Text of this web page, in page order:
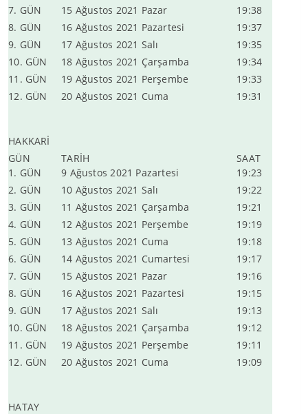
7. GÜN
15 Ağustos 2021 Pazar
19:38
8. GÜN
16 Ağustos 2021 Pazartesi
19:37
9. GÜN
17 Ağustos 2021 Salı
19:35
10. GÜN
18 Ağustos 2021 Çarşamba
19:34
11. GÜN
19 Ağustos 2021 Perşembe
19:33
12. GÜN
20 Ağustos 2021 Cuma 19:31
HAKKARİ
GÜN
TARİH
SAAT
1. GÜN
9 Ağustos 2021 Pazartesi
19:23
2. GÜN
10 Ağustos 2021 Salı
19:22
3. GÜN
11 Ağustos 2021 Çarşamba
19:21
4. GÜN
12 Ağustos 2021 Perşembe
19:19
5. GÜN
13 Ağustos 2021 Cuma
19:18
6. GÜN
14 Ağustos 2021 Cumartesi
19:17
7. GÜN
15 Ağustos 2021 Pazar
19:16
8. GÜN
16 Ağustos 2021 Pazartesi
19:15
9. GÜN
17 Ağustos 2021 Salı
19:13
10. GÜN
18 Ağustos 2021 Çarşamba
19:12
11. GÜN
19 Ağustos 2021 Perşembe
19:11
12. GÜN
20 Ağustos 2021 Cuma 19:09
HATAY